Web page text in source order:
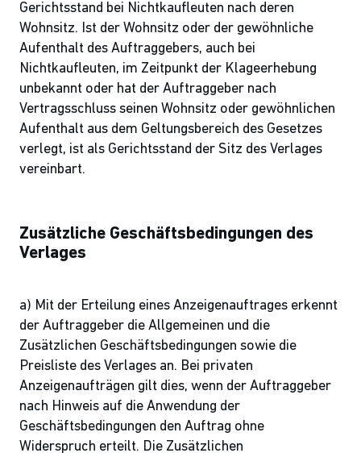
Gerichtsstand bei Nichtkaufleuten nach deren
Wohnsitz. Ist der Wohnsitz oder der gewöhnliche
Aufenthalt des Auftraggebers, auch bei
Nichtkaufleuten, im Zeitpunkt der Klageerhebung
unbekannt oder hat der Auftraggeber nach
Vertragsschluss seinen Wohnsitz oder gewöhnlichen
Aufenthalt aus dem Geltungsbereich des Gesetzes
verlegt, ist als Gerichtsstand der Sitz des Verlages
vereinbart.
Zusätzliche Geschäftsbedingungen des
Verlages
a) Mit der Erteilung eines Anzeigenauftrages erkennt
der Auftraggeber die Allgemeinen und die
Zusätzlichen Geschäftsbedingungen sowie die
Preisliste des Verlages an. Bei privaten
Anzeigenaufträgen gilt dies, wenn der Auftraggeber
nach Hinweis auf die Anwendung der
Geschäftsbedingungen den Auftrag ohne
Widerspruch erteilt. Die Zusätzlichen